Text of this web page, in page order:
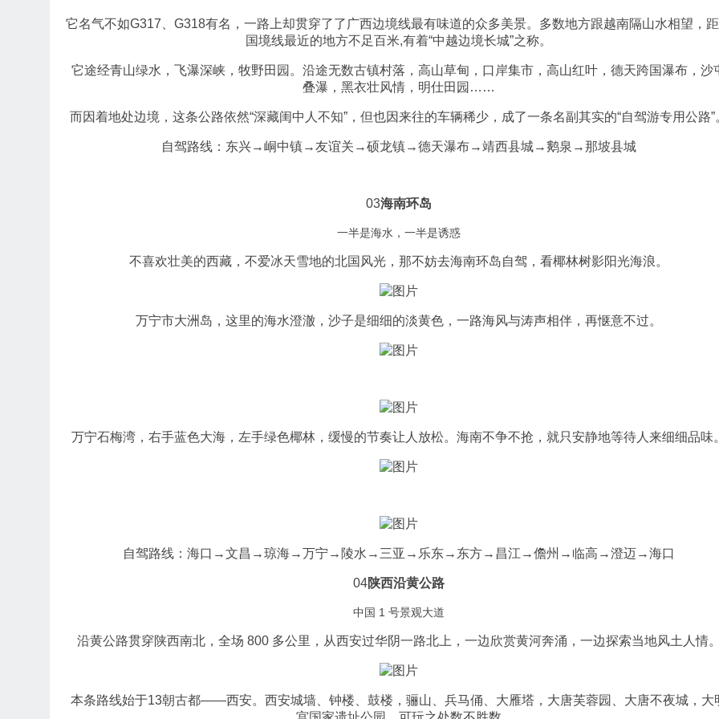
它名气不如G317、G318有名，一路上却贯穿了了广西边境线最有味道的众多美景。多数地方跟越南隔山水相望，
国境线最近的地方不足百米,有着“中越边境长城”之称。
它途经青山绿水，飞瀑深峡，牧野田园。沿途无数古镇村落，高山草甸，口岸集市，高山红叶，德天跨国瀑布，沙
叠瀑，黑衣壮风情，明仕田园……
而因着地处边境，这条公路依然“深藏闺中人不知”，但也因来往的车辆稀少，成了一条名副其实的“自驾游专用公路”
自驾路线：东兴→峒中镇→友谊关→硕龙镇→德天瀑布→靖西县城→鹅泉→那坡县城
03海南环岛
一半是海水，一半是诱惑
不喜欢壮美的西藏，不爱冰天雪地的北国风光，那不妨去海南环岛自驾，看椰林树影阳光海浪。
万宁市大洲岛，这里的海水澄澈，沙子是细细的淡黄色，一路海风与涛声相伴，再惬意不过。
万宁石梅湾，右手蓝色大海，左手绿色椰林，缓慢的节奏让人放松。海南不争不抢，就只安静地等待人来细细品味
自驾路线：海口→文昌→琼海→万宁→陵水→三亚→乐东→东方→昌江→儋州→临高→澄迈→海口
04陕西沿黄公路
中国 1 号景观大道
沿黄公路贯穿陕西南北，全场 800 多公里，从西安过华阴一路北上，一边欣赏黄河奔涌，一边探索当地风土人情
本条路线始于13朝古都——西安。西安城墙、钟楼、鼓楼，骊山、兵马俑、大雁塔，大唐芙蓉园、大唐不夜城，大